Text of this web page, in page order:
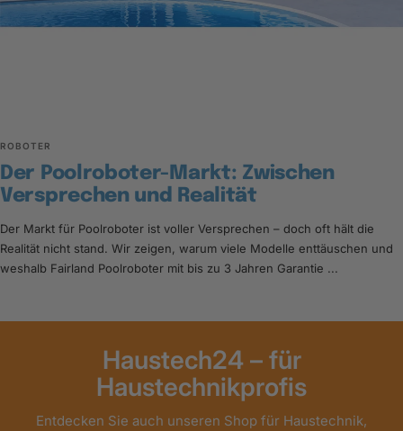
ROBOTER
Der Poolroboter-Markt: Zwischen
Versprechen und Realität
Der Markt für Poolroboter ist voller Versprechen – doch oft hält die
Realität nicht stand. Wir zeigen, warum viele Modelle enttäuschen und
weshalb Fairland Poolroboter mit bis zu 3 Jahren Garantie ...
Haustech24 – für
Haustechnikprofis
Entdecken Sie auch unseren Shop für Haustechnik,